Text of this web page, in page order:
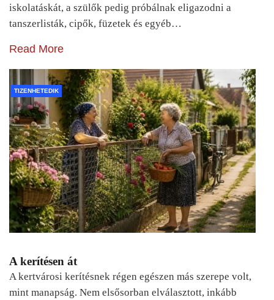
iskolatáskát, a szülők pedig próbálnak eligazodni a
tanszerlisták, cipők, füzetek és egyéb…
Read More
TIZENHETEDIK
A kerítésen át
A kertvárosi kerítésnek régen egészen más szerepe volt,
mint manapság. Nem elsősorban elválasztott, inkább